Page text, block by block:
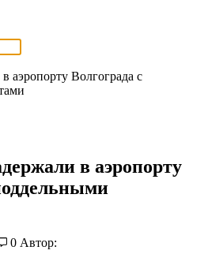
аэропорту Волгограда с
в аэропорту
0 Автор: